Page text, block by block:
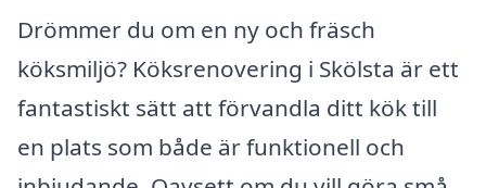
Drömmer du om en ny och fräsch
köksmiljö? Köksrenovering i Skölsta är ett
fantastiskt sätt att förvandla ditt kök till
en plats som både är funktionell och